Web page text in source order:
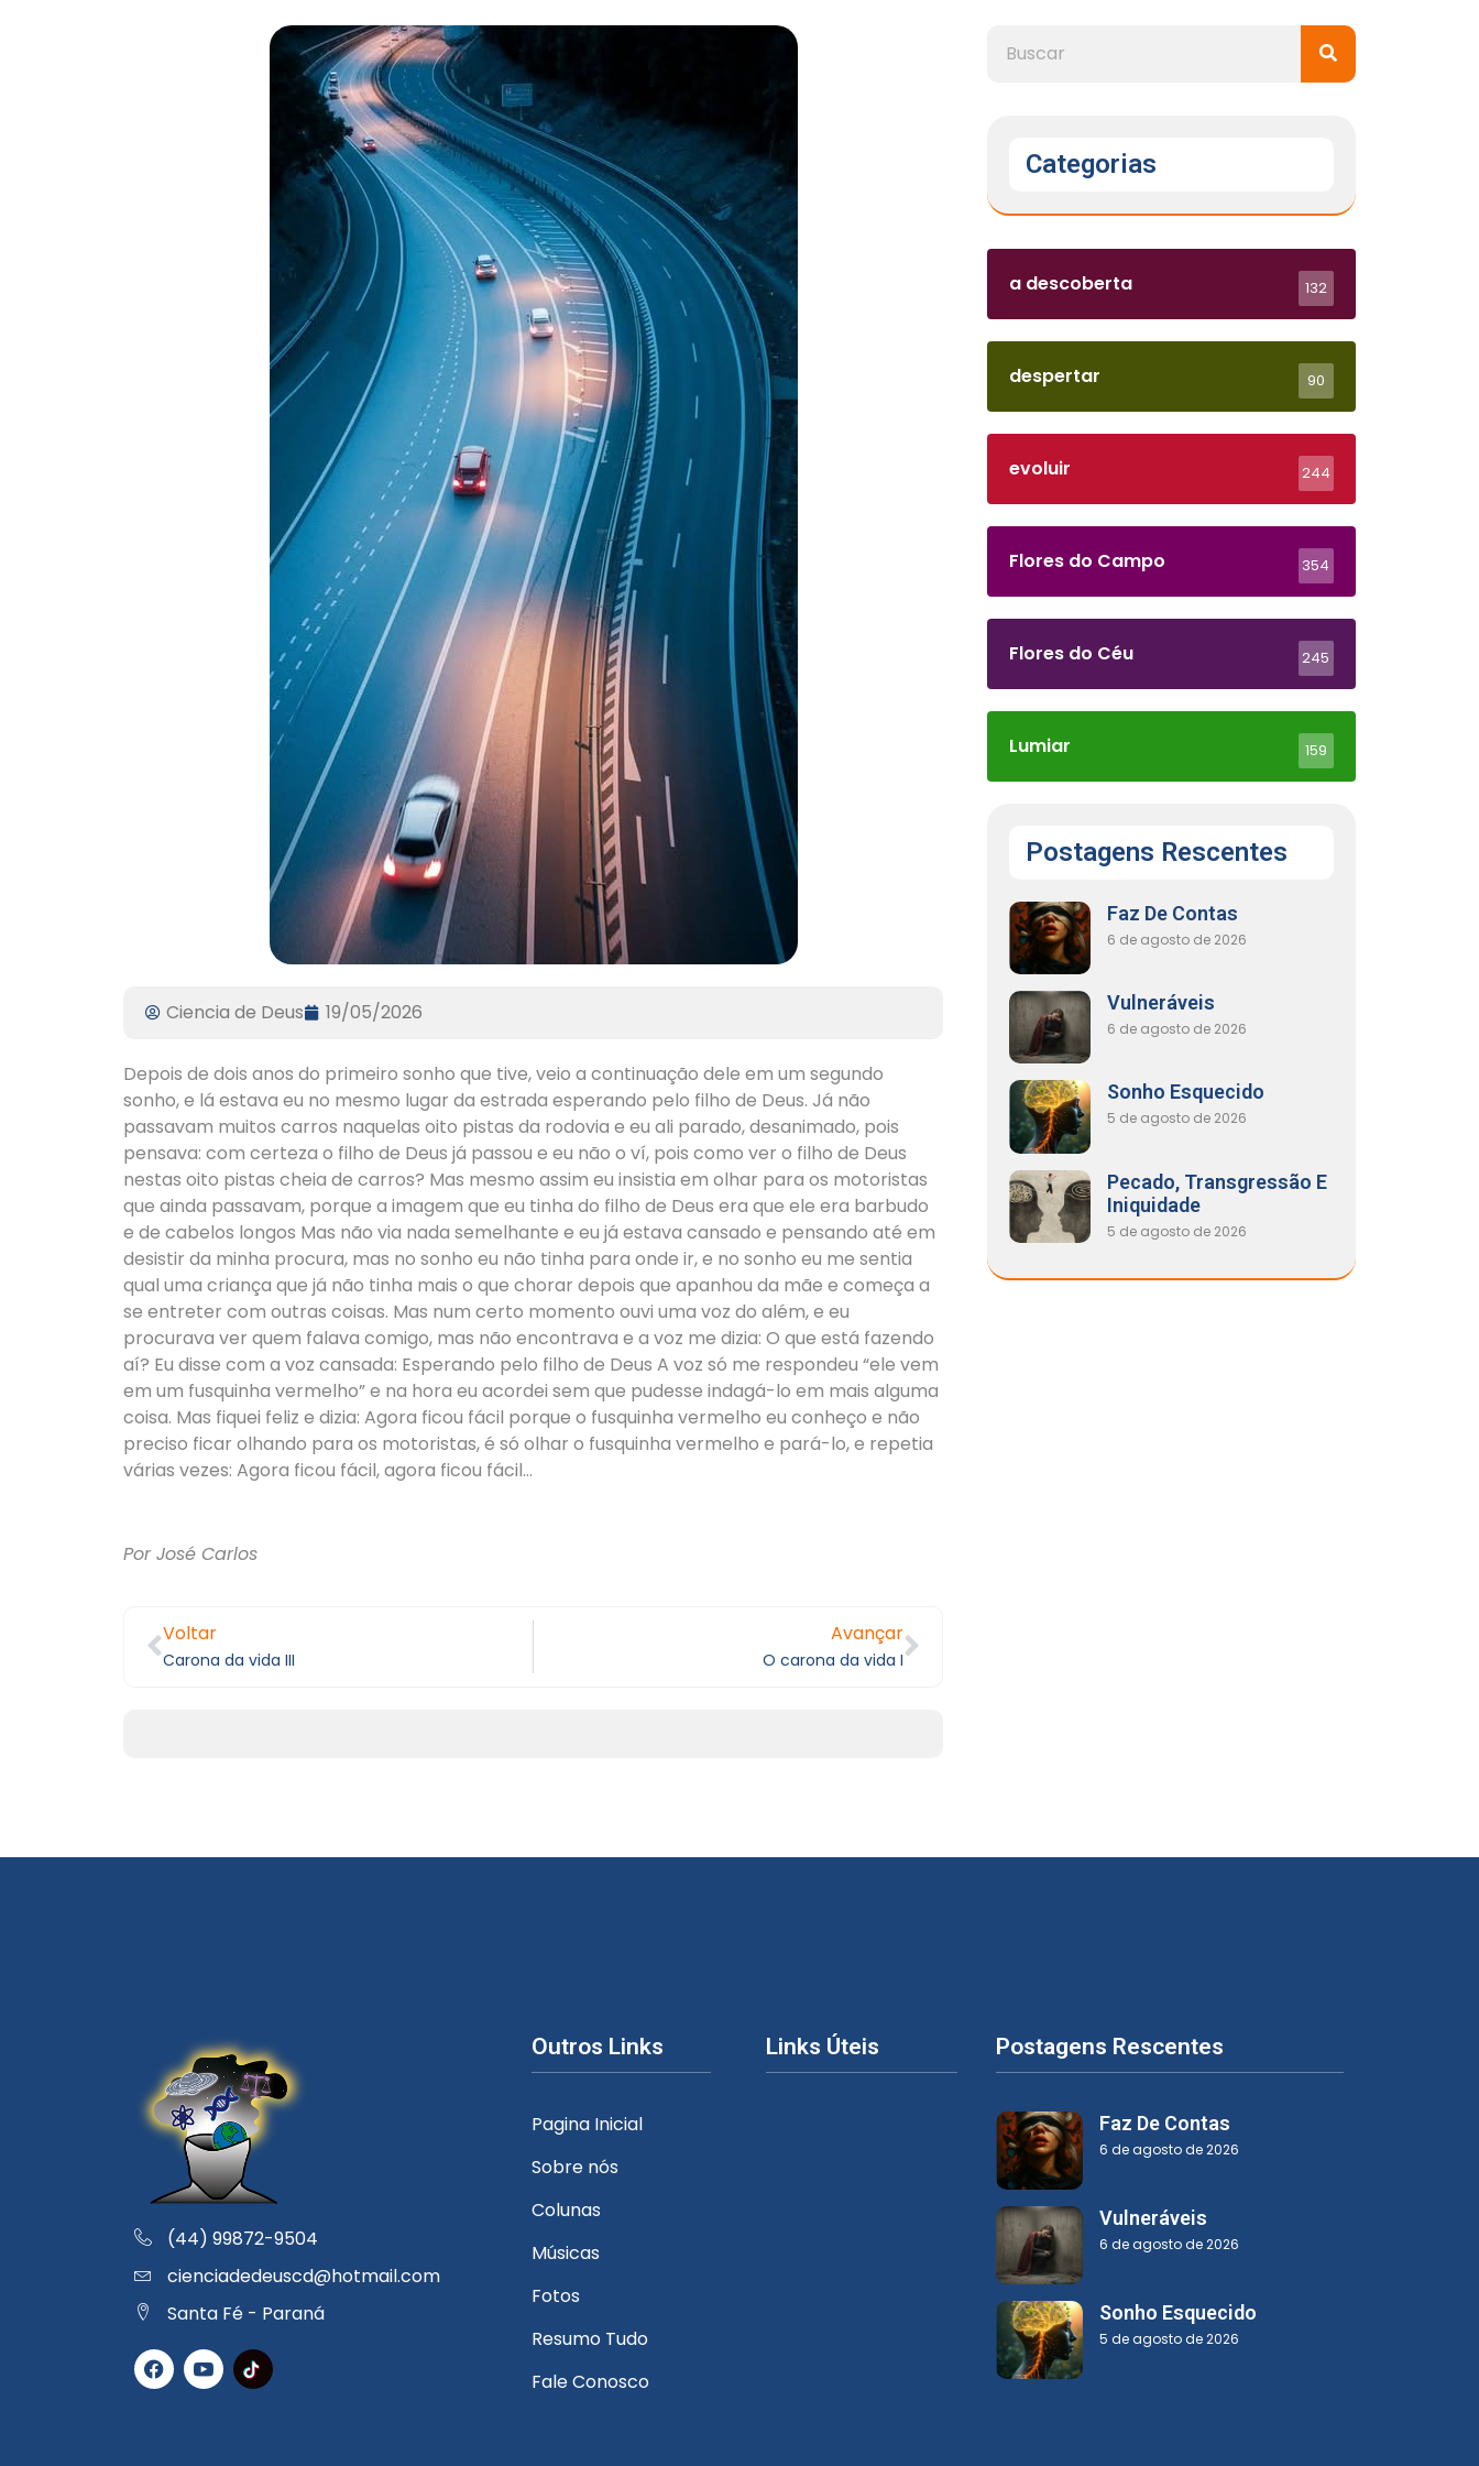
Ciencia de Deus 19/05/2026
Depois de dois anos do primeiro sonho que tive, veio a continuação dele em um segundo
sonho, e lá estava eu no mesmo lugar da estrada esperando pelo filho de Deus. Já não
passavam muitos carros naquelas oito pistas da rodovia e eu ali parado, desanimado, pois
pensava: com certeza o filho de Deus já passou e eu não o ví, pois como ver o filho de Deus
nestas oito pistas cheia de carros? Mas mesmo assim eu insistia em olhar para os motoristas
que ainda passavam, porque a imagem que eu tinha do filho de Deus era que ele era barbudo
e de cabelos longos Mas não via nada semelhante e eu já estava cansado e pensando até em
desistir da minha procura, mas no sonho eu não tinha para onde ir, e no sonho eu me sentia
qual uma criança que já não tinha mais o que chorar depois que apanhou da mãe e começa a
se entreter com outras coisas. Mas num certo momento ouvi uma voz do além, e eu
procurava ver quem falava comigo, mas não encontrava e a voz me dizia: O que está fazendo
aí? Eu disse com a voz cansada: Esperando pelo filho de Deus A voz só me respondeu “ele vem
em um fusquinha vermelho” e na hora eu acordei sem que pudesse indagá-lo em mais alguma
coisa. Mas fiquei feliz e dizia: Agora ficou fácil porque o fusquinha vermelho eu conheço e não
preciso ficar olhando para os motoristas, é só olhar o fusquinha vermelho e pará-lo, e repetia
várias vezes: Agora ficou fácil, agora ficou fácil…
Por José Carlos
Voltar
Carona da vida III
Avançar
O carona da vida I
Categorias
a descoberta 132
despertar 90
evoluir 244
Flores do Campo 354
Flores do Céu 245
Lumiar 159
Postagens Rescentes
Faz De Contas
6 de agosto de 2026
Vulneráveis
6 de agosto de 2026
Sonho Esquecido
5 de agosto de 2026
Pecado, Transgressão E
Iniquidade
5 de agosto de 2026
(44) 99872-9504
cienciadedeuscd@hotmail.com
Santa Fé - Paraná
Outros Links
Pagina Inicial
Sobre nós
Colunas
Músicas
Fotos
Resumo Tudo
Fale Conosco
Links Úteis Postagens Rescentes
Faz De Contas
6 de agosto de 2026
Vulneráveis
6 de agosto de 2026
Sonho Esquecido
5 de agosto de 2026